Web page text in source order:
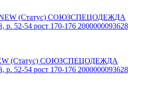
(Статус) СОЮЗСПЕЦОДЕЖДА
р. 52-54 рост 170-176 2000000093628